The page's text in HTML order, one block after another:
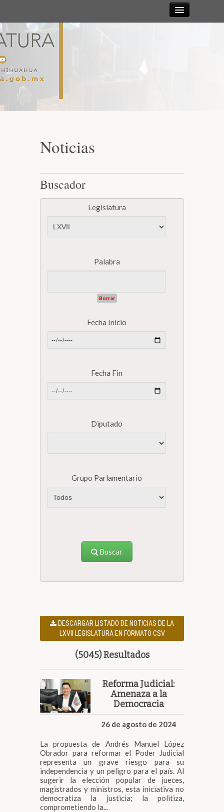
Mesa Directiva y Diputación Permanente
Junta de Coordinación Política
Comisiones
Transparencia
Noticias
Buscador
Legislatura
Palabra
Borrar
Fecha Inicio
Fecha Fin
Diputado
Grupo Parlamentario
Buscar
DESCARGAR LISTADO DE NOTICIAS DE LA
LXVII LEGISLATURA EN FORMATO CSV
(5045) Resultados
Reforma Judicial:
Amenaza a la
Democracia
26 de agosto de 2024
La propuesta de Andrés Manuel López
Obrador para reformar el Poder Judicial
representa un grave riesgo para su
independencia y un peligro para el país. Al
sugerir la elección popular de jueces,
magistrados y ministros, esta iniciativa no
democratiza la justicia; la politiza,
comprometiendo la...